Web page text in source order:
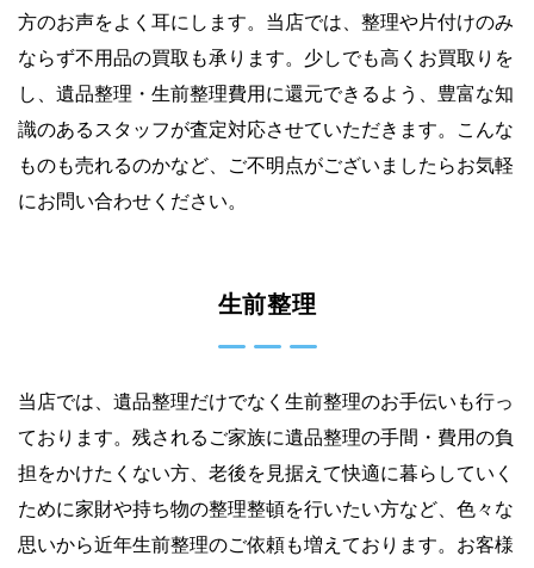
方のお声をよく耳にします。当店では、整理や片付けのみ
ならず不用品の買取も承ります。少しでも高くお買取りを
し、遺品整理・生前整理費用に還元できるよう、豊富な知
識のあるスタッフが査定対応させていただきます。こんな
ものも売れるのかなど、ご不明点がございましたらお気軽
にお問い合わせください。
生前整理
当店では、遺品整理だけでなく生前整理のお手伝いも行っ
ております。残されるご家族に遺品整理の手間・費用の負
担をかけたくない方、老後を見据えて快適に暮らしていく
ために家財や持ち物の整理整頓を行いたい方など、色々な
思いから近年生前整理のご依頼も増えております。お客様